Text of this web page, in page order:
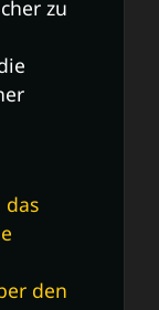
zu
das
den